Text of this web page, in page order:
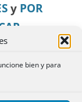
bien y para
y POR
I y II